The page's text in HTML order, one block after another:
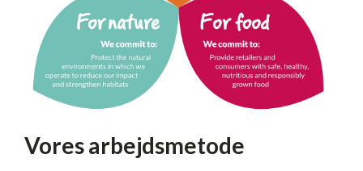
Vores arbejdsmetode